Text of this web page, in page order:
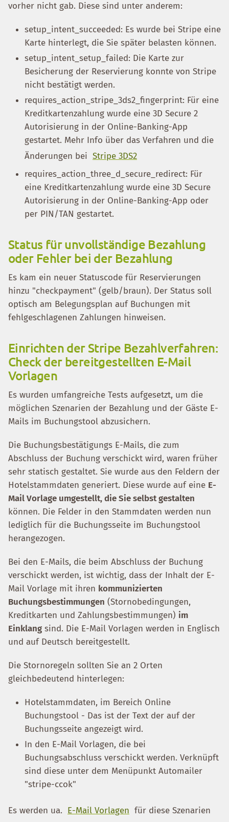
vorher nicht gab. Diese sind unter anderem:
setup_intent_succeeded: Es wurde bei Stripe eine
Karte hinterlegt, die Sie später belasten können.
setup_intent_setup_failed: Die Karte zur
Besicherung der Reservierung konnte von Stripe
nicht bestätigt werden.
requires_action_stripe_3ds2_fingerprint: Für eine
Kreditkartenzahlung wurde eine 3D Secure 2
Autorisierung in der Online-Banking-App
gestartet. Mehr Info über das Verfahren und die
Änderungen bei Stripe 3DS2
requires_action_three_d_secure_redirect: Für
eine Kreditkartenzahlung wurde eine 3D Secure
Autorisierung in der Online-Banking-App oder
per PIN/TAN gestartet.
Status für unvollständige Bezahlung
oder Fehler bei der Bezahlung
Es kam ein neuer Statuscode für Reservierungen
hinzu "checkpayment" (gelb/braun). Der Status soll
optisch am Belegungsplan auf Buchungen mit
fehlgeschlagenen Zahlungen hinweisen.
Einrichten der Stripe Bezahlverfahren:
Check der bereitgestellten E-Mail
Vorlagen
Es wurden umfangreiche Tests aufgesetzt, um die
möglichen Szenarien der Bezahlung und der Gäste E-
Mails im Buchungstool abzusichern.
Die Buchungsbestätigungs E-Mails, die zum
Abschluss der Buchung verschickt wird, waren früher
sehr statisch gestaltet. Sie wurde aus den Feldern der
Hotelstammdaten generiert. Diese wurde auf eine E-
Mail Vorlage umgestellt, die Sie selbst gestalten
können. Die Felder in den Stammdaten werden nun
lediglich für die Buchungsseite im Buchungstool
herangezogen.
Bei den E-Mails, die beim Abschluss der Buchung
verschickt werden, ist wichtig, dass der Inhalt der E-
Mail Vorlage mit ihren kommunizierten
Buchungsbestimmungen (Stornobedingungen,
Kreditkarten und Zahlungsbestimmungen) im
Einklang sind. Die E-Mail Vorlagen werden in Englisch
und auf Deutsch bereitgestellt.
Die Stornoregeln sollten Sie an 2 Orten
gleichbedeutend hinterlegen:
Hotelstammdaten, im Bereich Online
Buchungstool - Das ist der Text der auf der
Buchungsseite angezeigt wird.
In den E-Mail Vorlagen, die bei
Buchungsabschluss verschickt werden. Verknüpft
sind diese unter dem Menüpunkt Automailer
"stripe-ccok"
Es werden ua. E-Mail Vorlagen für diese Szenarien